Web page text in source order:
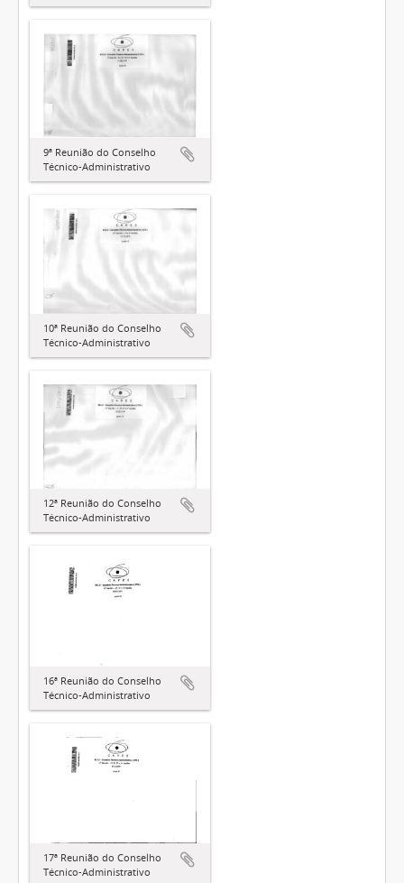
9ª Reunião do Conselho
Técnico-Administrativo
10ª Reunião do Conselho
Técnico-Administrativo
12ª Reunião do Conselho
Técnico-Administrativo
16ª Reunião do Conselho
Técnico-Administrativo
17ª Reunião do Conselho
Técnico-Administrativo